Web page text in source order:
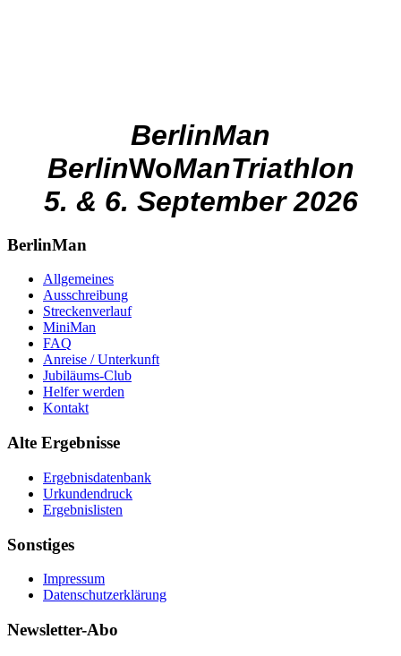
BerlinMan
BerlinWoManTriathlon
5. & 6. September 2026
BerlinMan
Allgemeines
Ausschreibung
Streckenverlauf
MiniMan
FAQ
Anreise / Unterkunft
Jubiläums-Club
Helfer werden
Kontakt
Alte Ergebnisse
Ergebnisdatenbank
Urkundendruck
Ergebnislisten
Sonstiges
Impressum
Datenschutzerklärung
Newsletter-Abo